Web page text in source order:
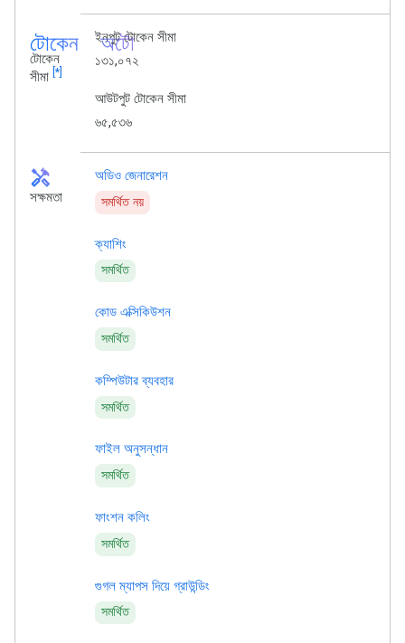
টোকেন_অটো
টোকেন
সীমা [*]
ইনপুট টোকেন সীমা
১৩১,০৭২
আউটপুট টোকেন সীমা
৬৫,৫৩৬
handyman
সক্ষমতা
অডিও জেনারেশন
সমর্থিত নয়
ক্যাশিং
সমর্থিত
কোড এক্সিকিউশন
সমর্থিত
কম্পিউটার ব্যবহার
সমর্থিত
ফাইল অনুসন্ধান
সমর্থিত
ফাংশন কলিং
সমর্থিত
গুগল ম্যাপস দিয়ে গ্রাউন্ডিং
সমর্থিত